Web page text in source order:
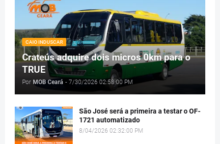
CAIO INDUSCAR
Crateús adquire dois micros 0km para o
TRUE
Por MOB Ceará - 7/30/2026 02:58:00 PM
São José será a primeira a testar o OF-
1721 automatizado
8/04/2026 02:32:00 PM